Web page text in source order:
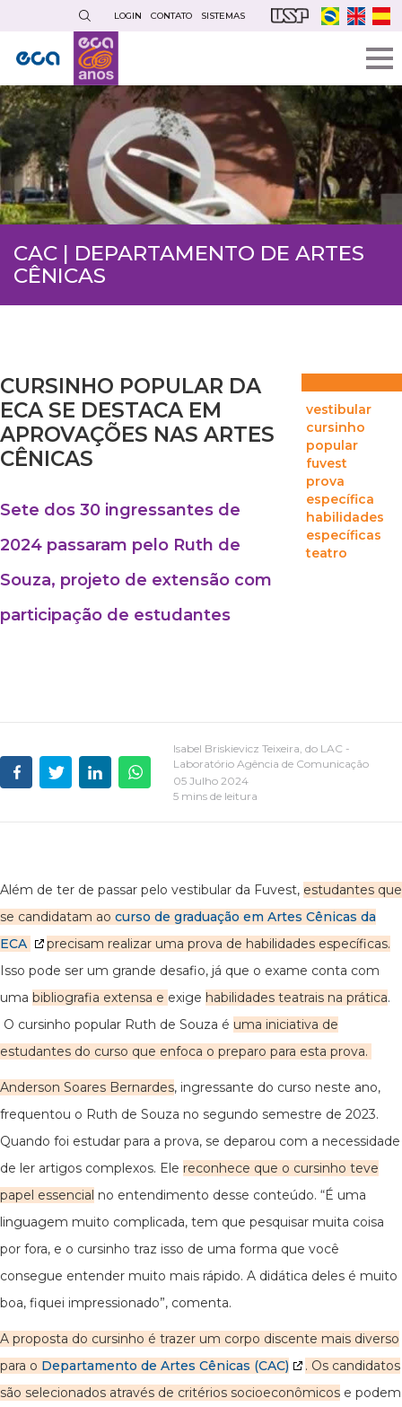
conteúdo
principal
LOGIN CONTATO SISTEMAS
CAC | DEPARTAMENTO DE ARTES
CÊNICAS
CURSINHO POPULAR DA
ECA SE DESTACA EM
APROVAÇÕES NAS ARTES
CÊNICAS
Sete dos 30 ingressantes de
2024 passaram pelo Ruth de
Souza, projeto de extensão com
participação de estudantes
vestibular
cursinho
popular
fuvest
prova
específica
habilidades
específicas
teatro
Isabel Briskievicz Teixeira, do LAC -
Laboratório Agência de Comunicação
05 Julho 2024
5 mins de leitura
Além de ter de passar pelo vestibular da Fuvest, estudantes que
se candidatam ao curso de graduação em Artes Cênicas da
ECA
precisam realizar uma prova de habilidades específicas.
Isso pode ser um grande desafio, já que o exame conta com
uma bibliografia extensa e exige habilidades teatrais na prática.
O cursinho popular Ruth de Souza é uma iniciativa de
estudantes do curso que enfoca o preparo para esta prova.
Anderson Soares Bernardes, ingressante do curso neste ano,
frequentou o Ruth de Souza no segundo semestre de 2023.
Quando foi estudar para a prova, se deparou com a necessidade
de ler artigos complexos. Ele reconhece que o cursinho teve
papel essencial no entendimento desse conteúdo. “É uma
linguagem muito complicada, tem que pesquisar muita coisa
por fora, e o cursinho traz isso de uma forma que você
consegue entender muito mais rápido. A didática deles é muito
boa, fiquei impressionado”, comenta.
A proposta do cursinho é trazer um corpo discente mais diverso
para o Departamento de Artes Cênicas (CAC)
. Os candidatos
são selecionados através de critérios socioeconômicos e podem